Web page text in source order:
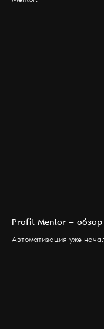
Profit Mentor —
Автоматизация уже